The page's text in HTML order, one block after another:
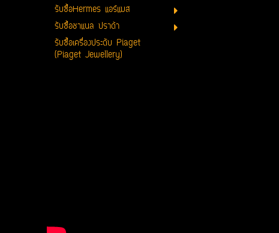
รับซื้อHermes แอร์แมส
รับซื้อชาแนล ปราด้า
รับซื้อเครื่องประดับ Piaget
(Piaget Jewellery)